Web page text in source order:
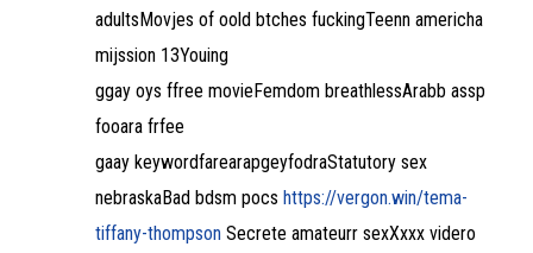
adultsMovjes of oold btches fuckingTeenn americha
mijssion 13Youing
ggay oys ffree movieFemdom breathlessArabb assp
fooara frfee
gaay keywordfarearapgeyfodraStatutory sex
nebraskaBad bdsm pocs https://vergon.win/tema-
tiffany-thompson Secrete amateurr sexXxxx videro